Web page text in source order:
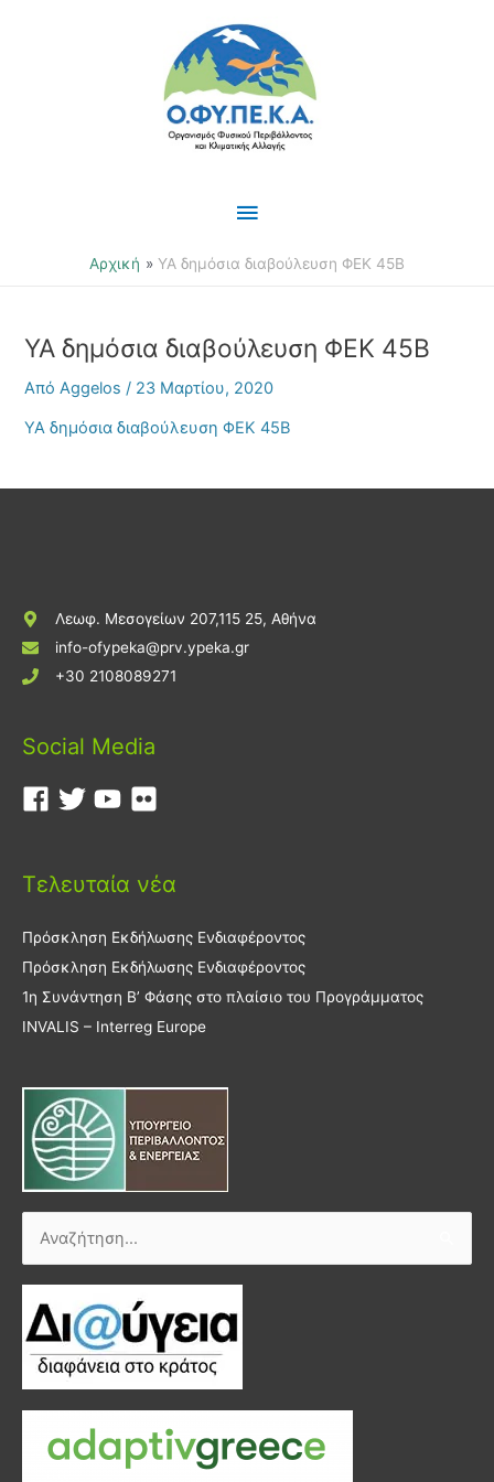
Κύριο
Μενού
Αρχική ΥΑ δημόσια διαβούλευση ΦΕΚ 45Β
ΥΑ δημόσια διαβούλευση ΦΕΚ 45Β
ΑπόAggelos/ 23 Μαρτίου, 2020
ΥΑ δημόσια διαβούλευση ΦΕΚ 45Β
Λεωφ. Μεσογείων 207,115 25, Αθήνα
info-ofypeka@prv.ypeka.gr
+30 2108089271
Social Media
Τελευταία νέα
Πρόσκληση Εκδήλωσης Ενδιαφέροντος
Πρόσκληση Εκδήλωσης Ενδιαφέροντος
1η Συνάντηση Β’ Φάσης στο πλαίσιο του Προγράμματος
INVALIS – Interreg Europe
Αναζήτηση